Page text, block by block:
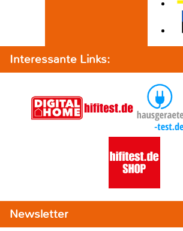
Interessante Links:
Newsletter